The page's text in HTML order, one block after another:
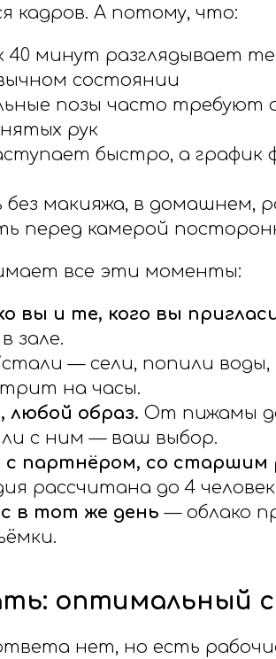
кадров. А потому, что:
40 минут разглядывает
состоянии
позы часто требуют
рук
быстро, а график
макияжа, в домашнем,
перед камерой
все эти моменты:
вы и те, кого вы
зале.
— сели, попили воды,
на часы.
любой образ. От пижамы
с ним — ваш выбор.
партнёром, со старшим
рассчитана до 4
в тот же день — облако
оптимальный
нет, но есть